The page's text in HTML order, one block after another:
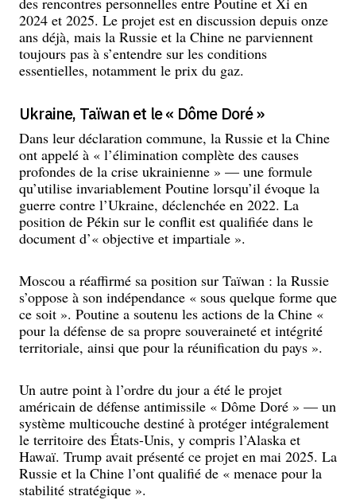
2024 et 2025. Le projet est en discussion depuis onze
ans déjà, mais la Russie et la Chine ne parviennent
toujours pas à s’entendre sur les conditions
essentielles, notamment le prix du gaz.
Ukraine, Taïwan et le « Dôme Doré »
Dans leur déclaration commune, la Russie et la Chine
ont appelé à « l’élimination complète des causes
profondes de la crise ukrainienne » — une formule
qu’utilise invariablement Poutine lorsqu’il évoque la
guerre contre l’Ukraine, déclenchée en 2022. La
position de Pékin sur le conflit est qualifiée dans le
document d’« objective et impartiale ».
Moscou a réaffirmé sa position sur Taïwan : la Russie
s’oppose à son indépendance « sous quelque forme que
ce soit ». Poutine a soutenu les actions de la Chine «
pour la défense de sa propre souveraineté et intégrité
territoriale, ainsi que pour la réunification du pays ».
Un autre point à l’ordre du jour a été le projet
américain de défense antimissile « Dôme Doré » — un
système multicouche destiné à protéger intégralement
le territoire des États-Unis, y compris l’Alaska et
Hawaï. Trump avait présenté ce projet en mai 2025. La
Russie et la Chine l’ont qualifié de « menace pour la
stabilité stratégique ».